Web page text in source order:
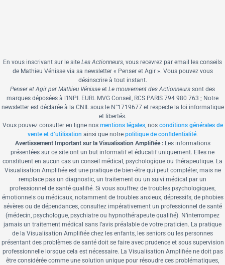
En vous inscrivant sur le site Les Actionneurs , vous recevrez par email les conseils
de Mathieu Vénisse via sa newsletter « Penser et Agir ». Vous pouvez vous
désinscrire à tout instant.
Penser et Agir par Mathieu Vénisse et Le mouvement des Actionneurs sont des
marques déposées à l'INPI. EURL MVG Conseil, RCS PARIS 794 980 763 ; Notre
newsletter est déclarée à la CNIL sous le N°1719677 et respecte la loi informatique
et libertés.
Vous pouvez consulter en ligne nos mentions légales, nos conditions générales de
vente et d’utilisation ainsi que notre politique de confidentialité.
Avertissement Important sur la Visualisation Amplifiée :Les informations
présentées sur ce site ont un but informatif et éducatif uniquement. Elles ne
constituent en aucun cas un conseil médical, psychologique ou thérapeutique. La
Visualisation Amplifiée est une pratique de bien-être qui peut compléter, mais ne
remplace pas un diagnostic, un traitement ou un suivi médical par un
professionnel de santé qualifié. Si vous souffrez de troubles psychologiques,
émotionnels ou médicaux, notamment de troubles anxieux, dépressifs, de phobies
sévères ou de dépendances, consultez impérativement un professionnel de santé
(médecin, psychologue, psychiatre ou hypnothérapeute qualifié). N’interrompez
jamais un traitement médical sans l’avis préalable de votre praticien. La pratique
de la Visualisation Amplifiée chez les enfants, les seniors ou les personnes
présentant des problèmes de santé doit se faire avec prudence et sous supervision
professionnelle lorsque cela est nécessaire. La Visualisation Amplifiée ne doit pas
être considérée comme une solution unique pour résoudre ces problématiques,